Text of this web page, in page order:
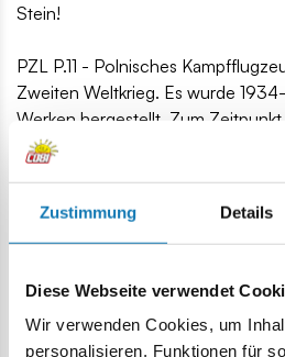
Zustimmung Details
Diese Webseite verwendet
Wir verwenden Cookies, um
personalisieren, Funktionen für
Stein!
PZL P.11 - Polnisches
Zweiten Weltkrieg. Es wurde
Werken hergestellt. Zum
gehörte das Flugzeug in Bezug
Weltspitze. Leider war es zum
moderneren deutschen
Das Modell hat historische
1939.
320 hochwertige Elemente
hergestellt in der EU von einem
20-jähriger Tradition,